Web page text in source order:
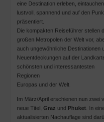
eine Destination erleben,
lustvoll, spannend und auf den
präsentiert.
Die kompakten Reiseführer stellen
großen Metropolen der Welt vor,
auch ungewöhnliche Destinationen
Neuentdeckungen auf der
schönsten und interessantesten
Regionen
Europas und der Welt.
Im März/April erschienen nun zwei
neue Titel, Graz und Phuket. In
aktualisierten Nachauflage sind